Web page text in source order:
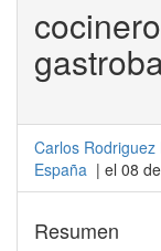
Carlos Rodriguez
España | el 08
Resumen